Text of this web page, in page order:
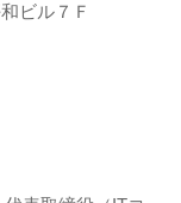
ビル７Ｆ